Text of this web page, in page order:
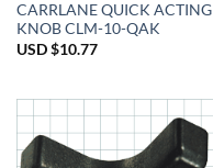
CARRLANE QUICK ACTING
KNOB CLM-10-QAK
USD $10.77